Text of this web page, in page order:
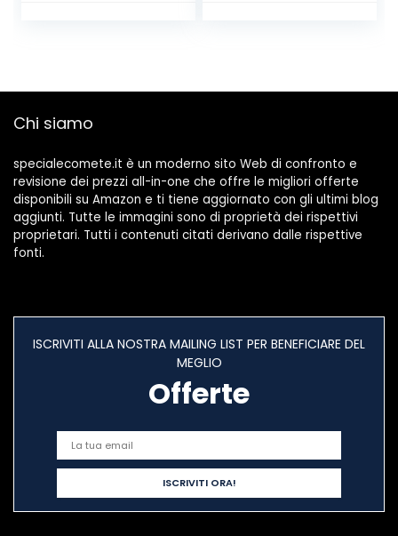
Mood Light per
Chi siamo
specialecomete.it è un moderno sito Web di confronto e
revisione dei prezzi all-in-one che offre le migliori offerte
disponibili su Amazon e ti tiene aggiornato con gli ultimi blog
aggiunti. Tutte le immagini sono di proprietà dei rispettivi
proprietari. Tutti i contenuti citati derivano dalle rispettive
fonti.
ISCRIVITI ALLA NOSTRA MAILING LIST PER BENEFICIARE DEL
MEGLIO
Offerte